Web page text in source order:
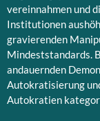
vereinnahmen und
Institutionen
gravierenden
Mindeststandards.
andauernden
Autokratisierung
Autokratien